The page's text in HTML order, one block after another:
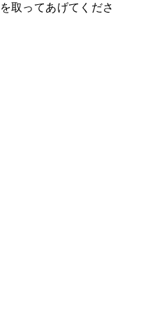
取ってあげてくださ